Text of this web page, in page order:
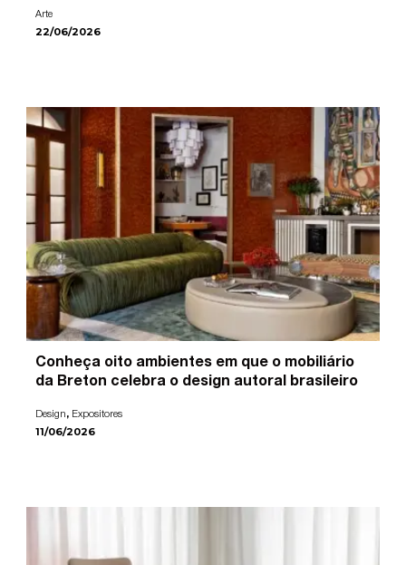
Arte
22/06/2026
Conheça oito ambientes em que o mobiliário
da Breton celebra o design autoral brasileiro
Design, Expositores
11/06/2026